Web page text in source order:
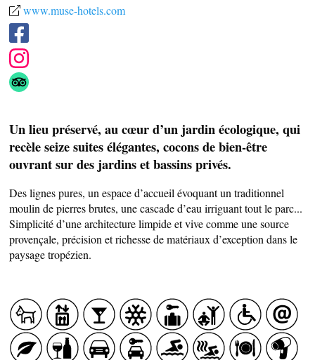
SAVEURS LOCALES
www.muse-hotels.com
Un lieu préservé, au cœur d’un jardin écologique, qui
recèle seize suites élégantes, cocons de bien-être
ouvrant sur des jardins et bassins privés.
Des lignes pures, un espace d’accueil évoquant un traditionnel
moulin de pierres brutes, une cascade d’eau irriguant tout le parc...
Simplicité d’une architecture limpide et vive comme une source
provençale, précision et richesse de matériaux d’exception dans le
paysage tropézien.